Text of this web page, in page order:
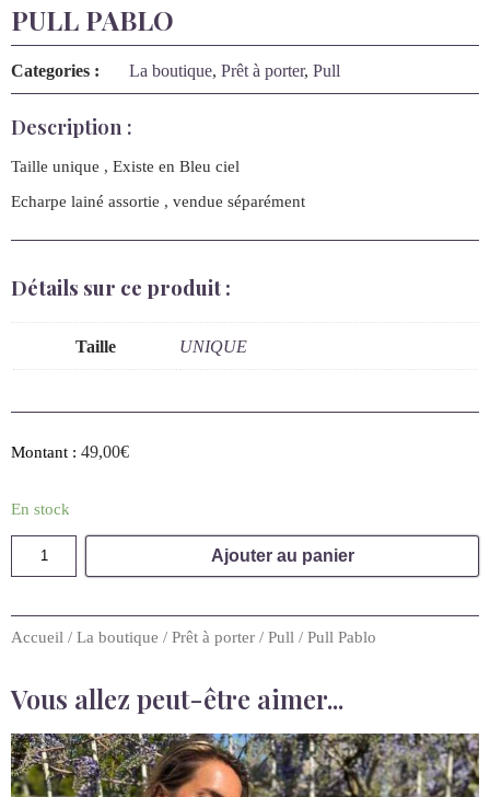
PULL PABLO
Categories : La boutique, Prêt à porter, Pull
Description :
Taille unique , Existe en Bleu ciel
Echarpe lainé assortie , vendue séparément
Détails sur ce produit :
Taille UNIQUE
Montant : 49,00€
En stock
Ajouter au panier
Accueil / La boutique / Prêt à porter / Pull / Pull Pablo
Vous allez peut-être aimer...